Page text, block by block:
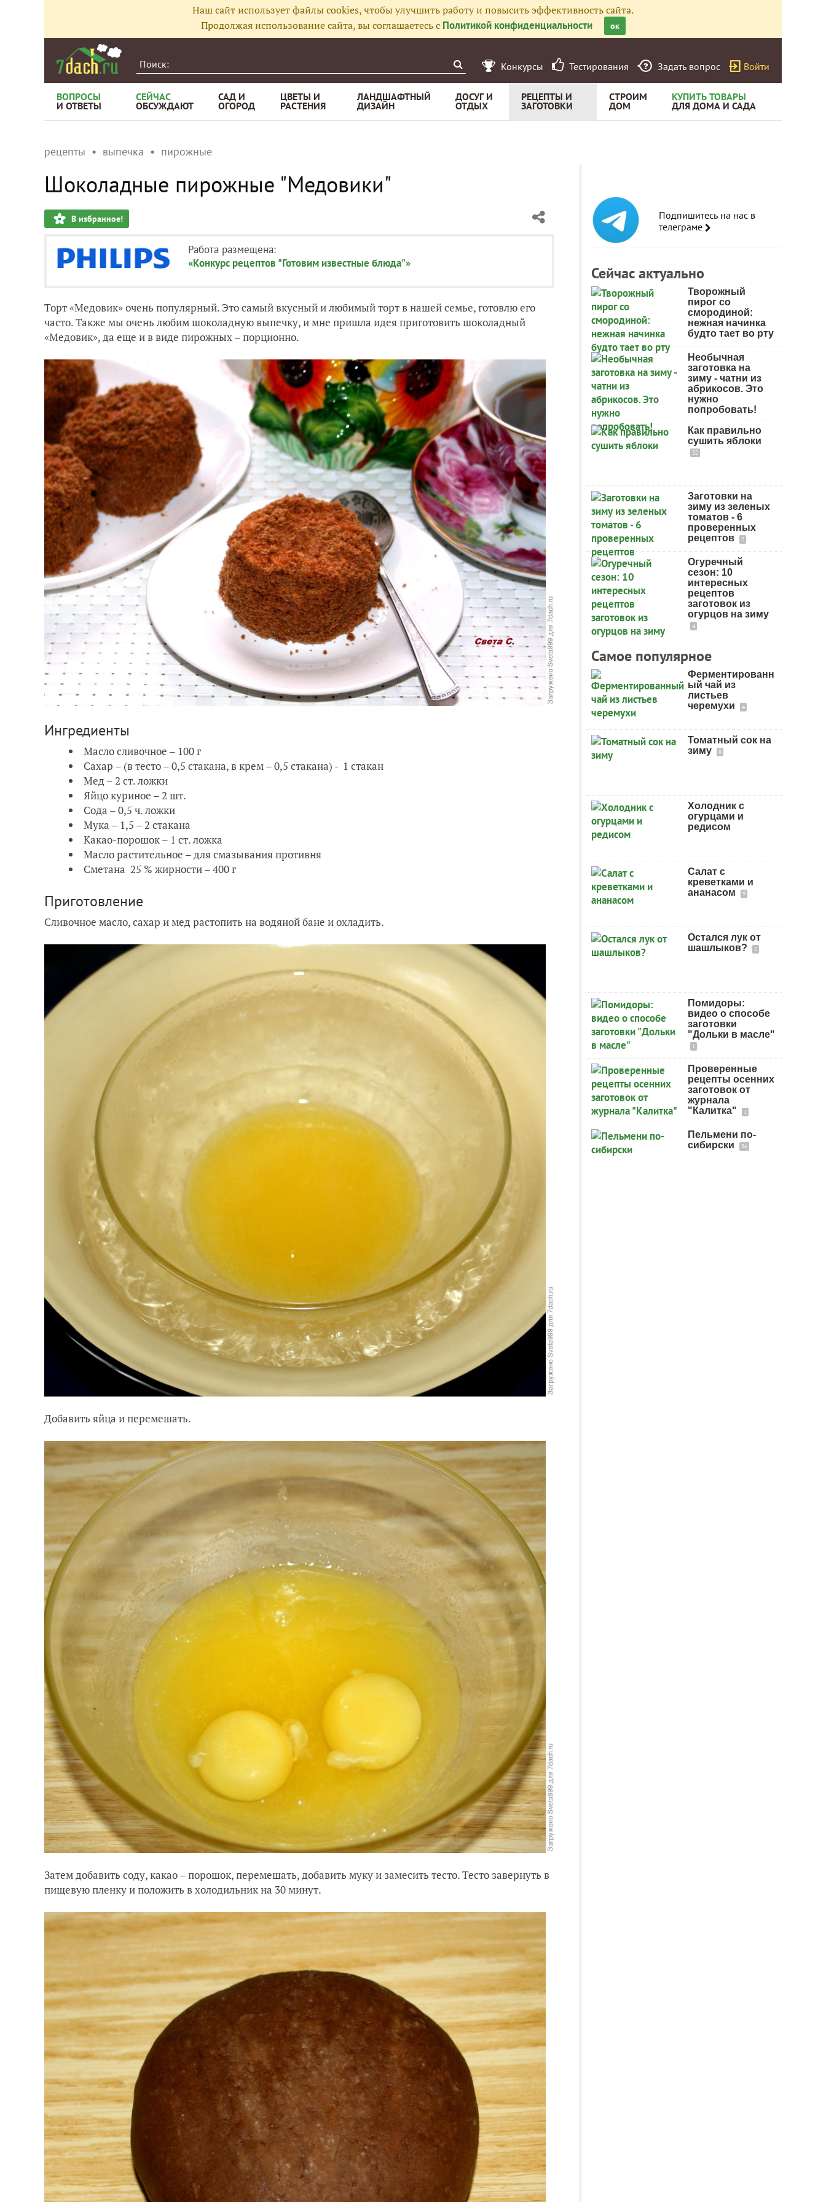
Наш сайт использует файлы cookies, чтобы улучшить работу и повысить эффективность сайта.
Продолжая использование сайта, вы соглашаетесь с Политикой конфиденциальности ок
Конкурсы Тестирования Задать вопрос Войти
ВОПРОСЫ
И ОТВЕТЫ
СЕЙЧАС
ОБСУЖДАЮТ
САД И
ОГОРОД
ЦВЕТЫ И
РАСТЕНИЯ
ЛАНДШАФТНЫЙ
ДИЗАЙН
ДОСУГ И
ОТДЫХ
РЕЦЕПТЫ И
ЗАГОТОВКИ
СТРОИМ
ДОМ
КУПИТЬ ТОВАРЫ
ДЛЯ ДОМА И САДА
рецепты выпечка пирожные
Шоколадные пирожные "Медовики"
В избранное!
Работа размещена:
«Конкурс рецептов "Готовим известные блюда"»
Торт «Медовик» очень популярный. Это самый вкусный и любимый торт в нашей семье, готовлю его
часто. Также мы очень любим шоколадную выпечку, и мне пришла идея приготовить шоколадный
«Медовик», да еще и в виде пирожных – порционно.
Ингредиенты
Масло сливочное – 100 г
Сахар – (в тесто – 0,5 стакана, в крем – 0,5 стакана) - 1 стакан
Мед – 2 ст. ложки
Яйцо куриное – 2 шт.
Сода – 0,5 ч. ложки
Мука – 1,5 – 2 стакана
Какао-порошок – 1 ст. ложка
Масло растительное – для смазывания противня
Сметана 25 % жирности – 400 г
Приготовление
Сливочное масло, сахар и мед растопить на водяной бане и охладить.
Добавить яйца и перемешать.
Затем добавить соду, какао – порошок, перемешать, добавить муку и замесить тесто. Тесто завернуть в
пищевую пленку и положить в холодильник на 30 минут.
Подпишитесь на нас в
телеграме
Сейчас актуально
Творожный
пирог со
смородиной:
нежная начинка
будто тает во рту
Необычная
заготовка на
зиму - чатни из
абрикосов. Это
нужно
попробовать!
Как правильно
сушить яблоки
32
Заготовки на
зиму из зеленых
томатов - 6
проверенных
рецептов
2
Огуречный
сезон: 10
интересных
рецептов
заготовок из
огурцов на зиму
4
Самое популярное
Ферментированн
ый чай из
листьев
черемухи
4
Томатный сок на
зиму
8
Холодник с
огурцами и
редисом
Салат с
креветками и
ананасом
9
Остался лук от
шашлыков?
2
Помидоры:
видео о способе
заготовки
"Дольки в масле"
1
Проверенные
рецепты осенних
заготовок от
журнала
"Калитка"
1
Пельмени по-
сибирски
86